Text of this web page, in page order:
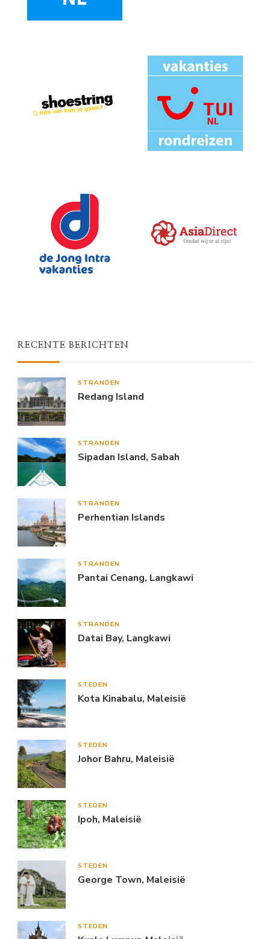
RECENTE BERICHTEN
STRANDEN
Redang Island
STRANDEN
Sipadan Island, Sabah
STRANDEN
Perhentian Islands
STRANDEN
Pantai Cenang, Langkawi
STRANDEN
Datai Bay, Langkawi
STEDEN
Kota Kinabalu, Maleisië
STEDEN
Johor Bahru, Maleisië
STEDEN
Ipoh, Maleisië
STEDEN
George Town, Maleisië
STEDEN